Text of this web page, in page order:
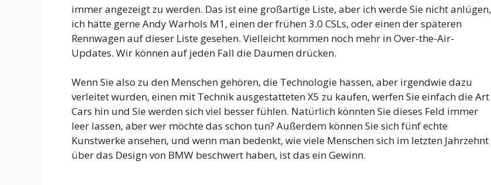
immer angezeigt zu werden. Das ist eine großartige Liste, aber ich werde Sie nicht anlügen,
ich hätte gerne Andy Warhols M1, einen der frühen 3.0 CSLs, oder einen der späteren
Rennwagen auf dieser Liste gesehen. Vielleicht kommen noch mehr in Over-the-Air-
Updates. Wir können auf jeden Fall die Daumen drücken.
Wenn Sie also zu den Menschen gehören, die Technologie hassen, aber irgendwie dazu
verleitet wurden, einen mit Technik ausgestatteten X5 zu kaufen, werfen Sie einfach die Art
Cars hin und Sie werden sich viel besser fühlen. Natürlich könnten Sie dieses Feld immer
leer lassen, aber wer möchte das schon tun? Außerdem können Sie sich fünf echte
Kunstwerke ansehen, und wenn man bedenkt, wie viele Menschen sich im letzten Jahrzehnt
über das Design von BMW beschwert haben, ist das ein Gewinn.